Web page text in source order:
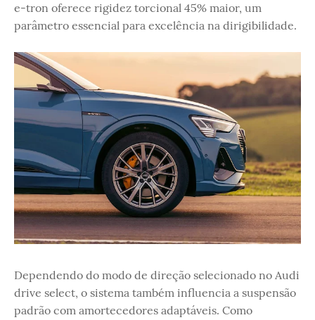
e-tron oferece rigidez torcional 45% maior, um
parâmetro essencial para excelência na dirigibilidade.
Dependendo do modo de direção selecionado no Audi
drive select, o sistema também influencia a suspensão
padrão com amortecedores adaptáveis. Como